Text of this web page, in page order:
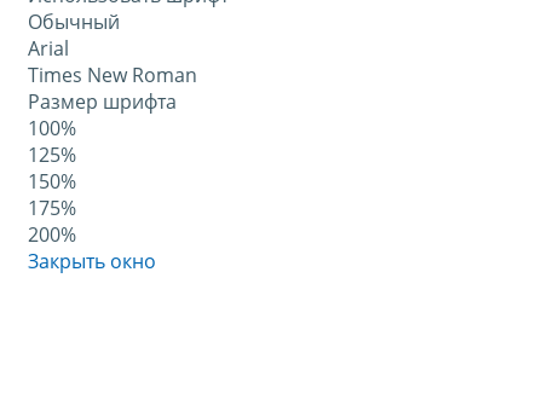
Обычный
Arial
Times New Roman
Размер шрифта
100%
125%
150%
175%
200%
Закрыть окно